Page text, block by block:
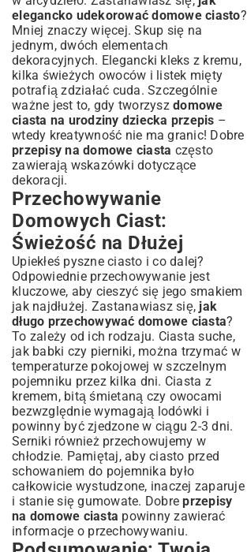
elegancko udekorować domowe ciasto?
Mniej znaczy więcej. Skup się na
jednym, dwóch elementach
dekoracyjnych. Elegancki kleks z kremu,
kilka świeżych owoców i listek mięty
potrafią zdziałać cuda. Szczególnie
ważne jest to, gdy tworzysz domowe
ciasta na urodziny dziecka przepis –
wtedy kreatywność nie ma granic! Dobre
przepisy na domowe ciasta często
zawierają wskazówki dotyczące
dekoracji.
Przechowywanie
Domowych Ciast:
Świeżość na Dłużej
Upiekłeś pyszne ciasto i co dalej?
Odpowiednie przechowywanie jest
kluczowe, aby cieszyć się jego smakiem
jak najdłużej. Zastanawiasz się, jak
długo przechowywać domowe ciasta?
To zależy od ich rodzaju. Ciasta suche,
jak babki czy pierniki, można trzymać w
temperaturze pokojowej w szczelnym
pojemniku przez kilka dni. Ciasta z
kremem, bitą śmietaną czy owocami
bezwzględnie wymagają lodówki i
powinny być zjedzone w ciągu 2-3 dni.
Serniki również przechowujemy w
chłodzie. Pamiętaj, aby ciasto przed
schowaniem do pojemnika było
całkowicie wystudzone, inaczej zaparuje
i stanie się gumowate. Dobreprzepisy
na domowe ciasta powinny zawierać
informacje o przechowywaniu.